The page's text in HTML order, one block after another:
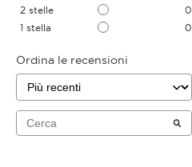
2 stelle
0
1 stella 0
Ordina le recensioni